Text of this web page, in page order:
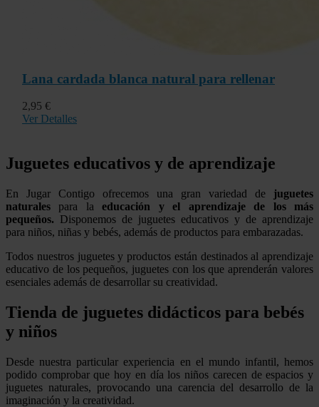
Lana cardada blanca natural para rellenar
2,95 €
Ver Detalles
Juguetes educativos y de aprendizaje
En Jugar Contigo ofrecemos una gran variedad de juguetes
naturales para laeducación y el aprendizaje de los más
pequeños. Disponemos de juguetes educativos y de aprendizaje
para niños, niñas y bebés, además de productos para embarazadas.
Todos nuestros juguetes y productos están destinados al aprendizaje
educativo de los pequeños, juguetes con los que aprenderán valores
esenciales además de desarrollar su creatividad.
Tienda de juguetes didácticos para bebés
y niños
Desde nuestra particular experiencia en el mundo infantil, hemos
podido comprobar que hoy en día los niños carecen de espacios y
juguetes naturales, provocando una carencia del desarrollo de la
imaginación y la creatividad.